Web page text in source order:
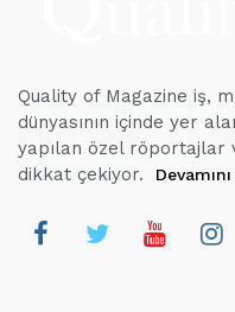
Quality of Magazine iş,
dünyasının içinde yer
yapılan özel röportajlar
dikkat çekiyor.